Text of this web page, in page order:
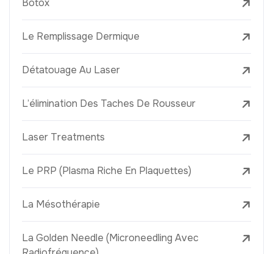
Botox
Le Remplissage Dermique
Détatouage Au Laser
L’élimination Des Taches De Rousseur
Laser Treatments
Le PRP (Plasma Riche En Plaquettes)
La Mésothérapie
La Golden Needle (Microneedling Avec